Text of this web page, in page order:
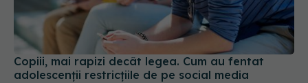
Copiii, mai rapizi decât legea. Cum au fentat
adolescenții restricțiile de pe social media